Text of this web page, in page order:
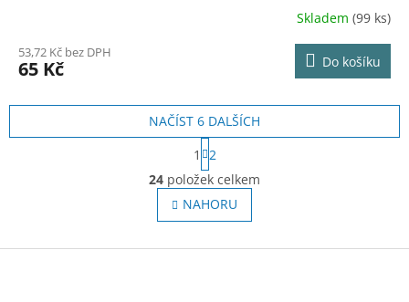
Skladem (99 ks)
53,72 Kč bez DPH
65 Kč Do košíku
O
v
l
á
NAČÍST 6 DALŠÍCH
S
t
r
á
n
k
v
1
2
24 položek celkem
NAHORU
Z